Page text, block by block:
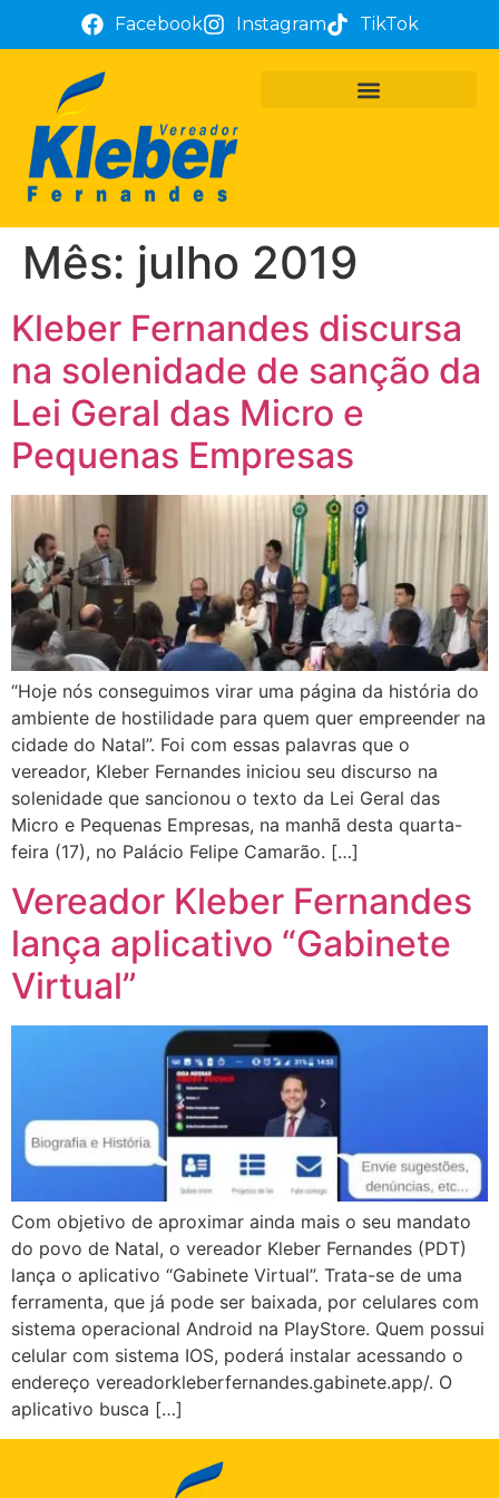
Facebook Instagram TikTok
Mês: julho 2019
Kleber Fernandes discursa
na solenidade de sanção da
Lei Geral das Micro e
Pequenas Empresas
“Hoje nós conseguimos virar uma página da história do
ambiente de hostilidade para quem quer empreender na
cidade do Natal”. Foi com essas palavras que o
vereador, Kleber Fernandes iniciou seu discurso na
solenidade que sancionou o texto da Lei Geral das
Micro e Pequenas Empresas, na manhã desta quarta-
feira (17), no Palácio Felipe Camarão. […]
Vereador Kleber Fernandes
lança aplicativo “Gabinete
Virtual”
Com objetivo de aproximar ainda mais o seu mandato
do povo de Natal, o vereador Kleber Fernandes (PDT)
lança o aplicativo “Gabinete Virtual”. Trata-se de uma
ferramenta, que já pode ser baixada, por celulares com
sistema operacional Android na PlayStore. Quem possui
celular com sistema IOS, poderá instalar acessando o
endereço vereadorkleberfernandes.gabinete.app/. O
aplicativo busca […]